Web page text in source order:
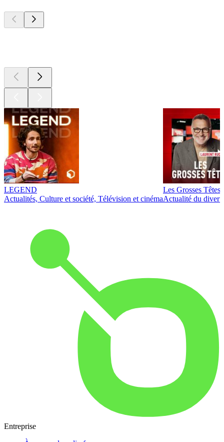
LEGEND
Actualités, Culture et société, Télévision et cinéma
Les Grosses Têtes
Actualité du
Entreprise